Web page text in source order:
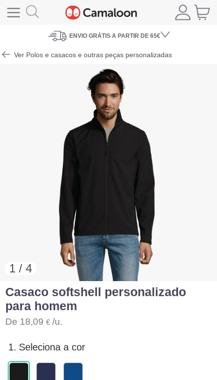
ENVIO GRÁTIS A PARTIR DE 65€
Ver Polos e casacos e outras peças personalizadas
1 / 4
Casaco softshell personalizado
para homem
De 18,09 € /u.
1. Seleciona a cor